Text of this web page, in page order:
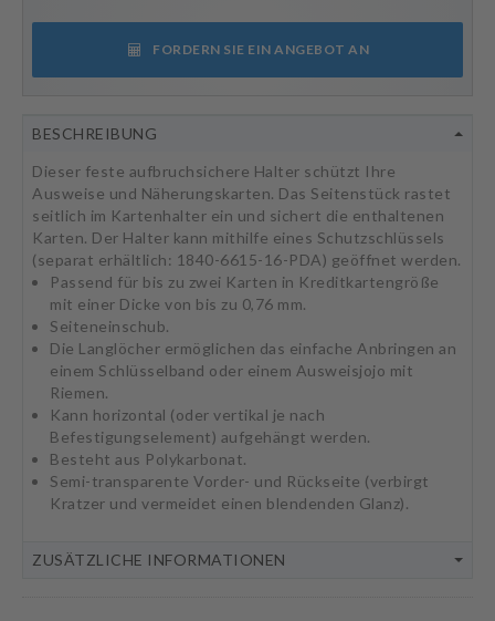
FORDERN SIE EIN ANGEBOT AN
BESCHREIBUNG
Dieser feste aufbruchsichere Halter schützt Ihre
Ausweise und Näherungskarten. Das Seitenstück rastet
seitlich im Kartenhalter ein und sichert die enthaltenen
Karten. Der Halter kann mithilfe eines Schutzschlüssels
(separat erhältlich: 1840-6615-16-PDA) geöffnet werden.
Passend für bis zu zwei Karten in Kreditkartengröße
mit einer Dicke von bis zu 0,76 mm.
Seiteneinschub.
Die Langlöcher ermöglichen das einfache Anbringen an
einem Schlüsselband oder einem Ausweisjojo mit
Riemen.
Kann horizontal (oder vertikal je nach
Befestigungselement) aufgehängt werden.
Besteht aus Polykarbonat.
Semi-transparente Vorder- und Rückseite (verbirgt
Kratzer und vermeidet einen blendenden Glanz).
ZUSÄTZLICHE INFORMATIONEN